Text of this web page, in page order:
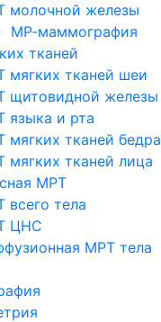
молочной железы
МР-маммография
тканей
мягких тканей шеи
щитовидной железы
языка и рта
мягких тканей бедра
мягких тканей лица
МРТ
всего тела
ЦНС
МРТ тела